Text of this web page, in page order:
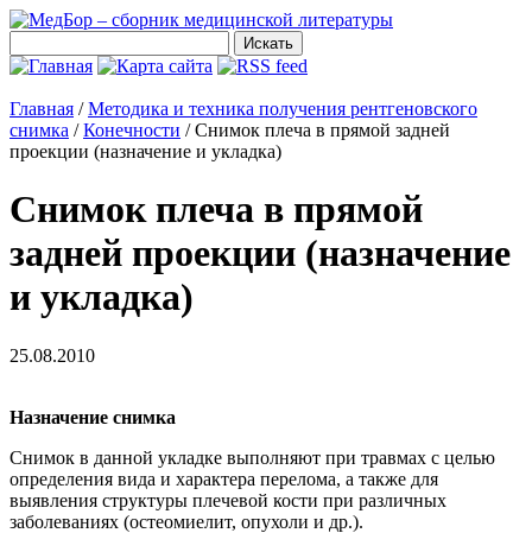
Главная /Методика и техника получения рентгеновского
снимка /Конечности /Снимок плеча в прямой задней
проекции (назначение и укладка)
Снимок плеча в прямой
задней проекции (назначение
и укладка)
25.08.2010
Назначение снимка
Снимок в данной укладке выполняют при травмах с целью
определения вида и характера перелома, а также для
выявления структуры плечевой кости при различных
заболеваниях (остеомиелит, опухоли и др.).